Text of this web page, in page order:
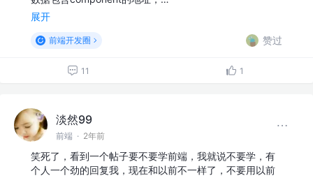
展开
前端开发圈 赞过
11 1
淡然99
前端 · 2年前
笑死了，看到一个帖子要不要学前端，我就说不要学，有
个人一个劲的回复我，现在和以前不一样了，不要用以前